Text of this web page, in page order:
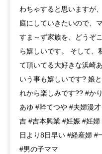
わちゃすると思いますが
庭にしていきたいので、
すま～ず家族を、どうぞ
ら嬉しいです。 そして、
て頂いてる大好きな浜崎
いう事も嬉しいです? 娘
れから楽しみです?? #か
あゆ #幹てつや #夫婦漫
吉 #吉本興業 #妊娠 #妊
日より8日早い #経産婦 #
#男の子ママ